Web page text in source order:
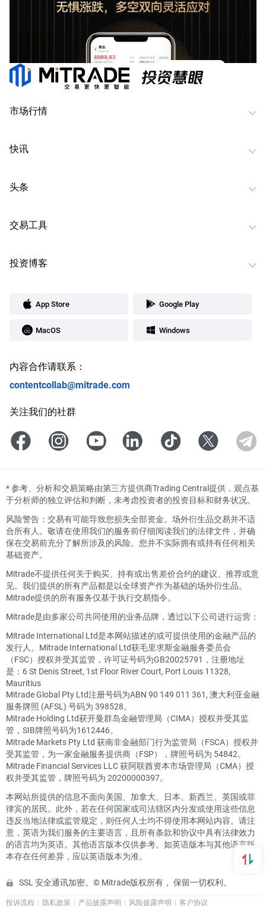
市场行情
快讯
头条
交易工具
投资博客
App Store Google Play
MacOS Windows
内容合作请联系：
contentcollab@mitrade.com
关注我们的社群
*参考、分析和交易策略由第三方提供商Trading Central提供，观点基
于分析师的独立评估和判断，未考虑投资者的投资目标和财务状况。
风险警告：交易有可能导致您损失全部资金。场外衍生品交易并不适
合所有人。敬请在使用我们的服务前仔细阅读我们的法律文件，并确
保在交易前充分了解所涉及的风险。您并不实际拥有或持有任何相关
基础资产。
Mitrade不提供任何关于购买、持有或出售差价合约的建议、推荐或意
见。我们提供的所有产品都是以全球资产作为基础的场外衍生品。
Mitrade提供的所有服务仅基于执行交易指令。
Mitrade是由多家公司共同使用的业务品牌，透过以下公司进行运营：
Mitrade International Ltd是本网站描述的或可提供使用的金融产品的
发行人。Mitrade International Ltd获毛里求斯金融服务委员会
（FSC）授权并受其监管，许可证号码为GB20025791，注册地址
是：6 St Denis Street, 1st Floor River Court, Port Louis 11328,
Mauritius
Mitrade Global Pty Ltd注册号码为ABN 90 149 011 361, 澳大利亚金融
服务牌照 (AFSL) 号码为 398528。
Mitrade Holding Ltd获开曼群岛金融管理局（CIMA）授权并受其监
管，SIB牌照号码为1612446。
Mitrade Markets Pty Ltd 获南非金融部门行为监管局（FSCA）授权并
受其监管，为一家金融服务提供商（FSP），牌照号码为 54842。
Mitrade Financial Services LLC 获阿联酋资本市场管理局（CMA）授
权并受其监管，牌照号码为 20200000397。
本网站所提供的信息不面向美国、加拿大、日本、新西兰、英国或菲
律宾的居民。此外，若在任何国家或司法辖区内分发或使用这些信息
违反当地法律或监管规定，则任何人士均不得使用本网站内容。请注
意，英语为我们服务的主要语言，且所有条款和协议中具有法律效力
的语言均为英语。其他语言版本仅供参考。如英语版本与其他语言版
本存在任何差异，应以英语版本为准。
SSL 安全通讯加密。© Mitrade版权所有， 保留一切权利。
投诉流程 隐私政策 产品披露声明 风险披露声明 客户协议